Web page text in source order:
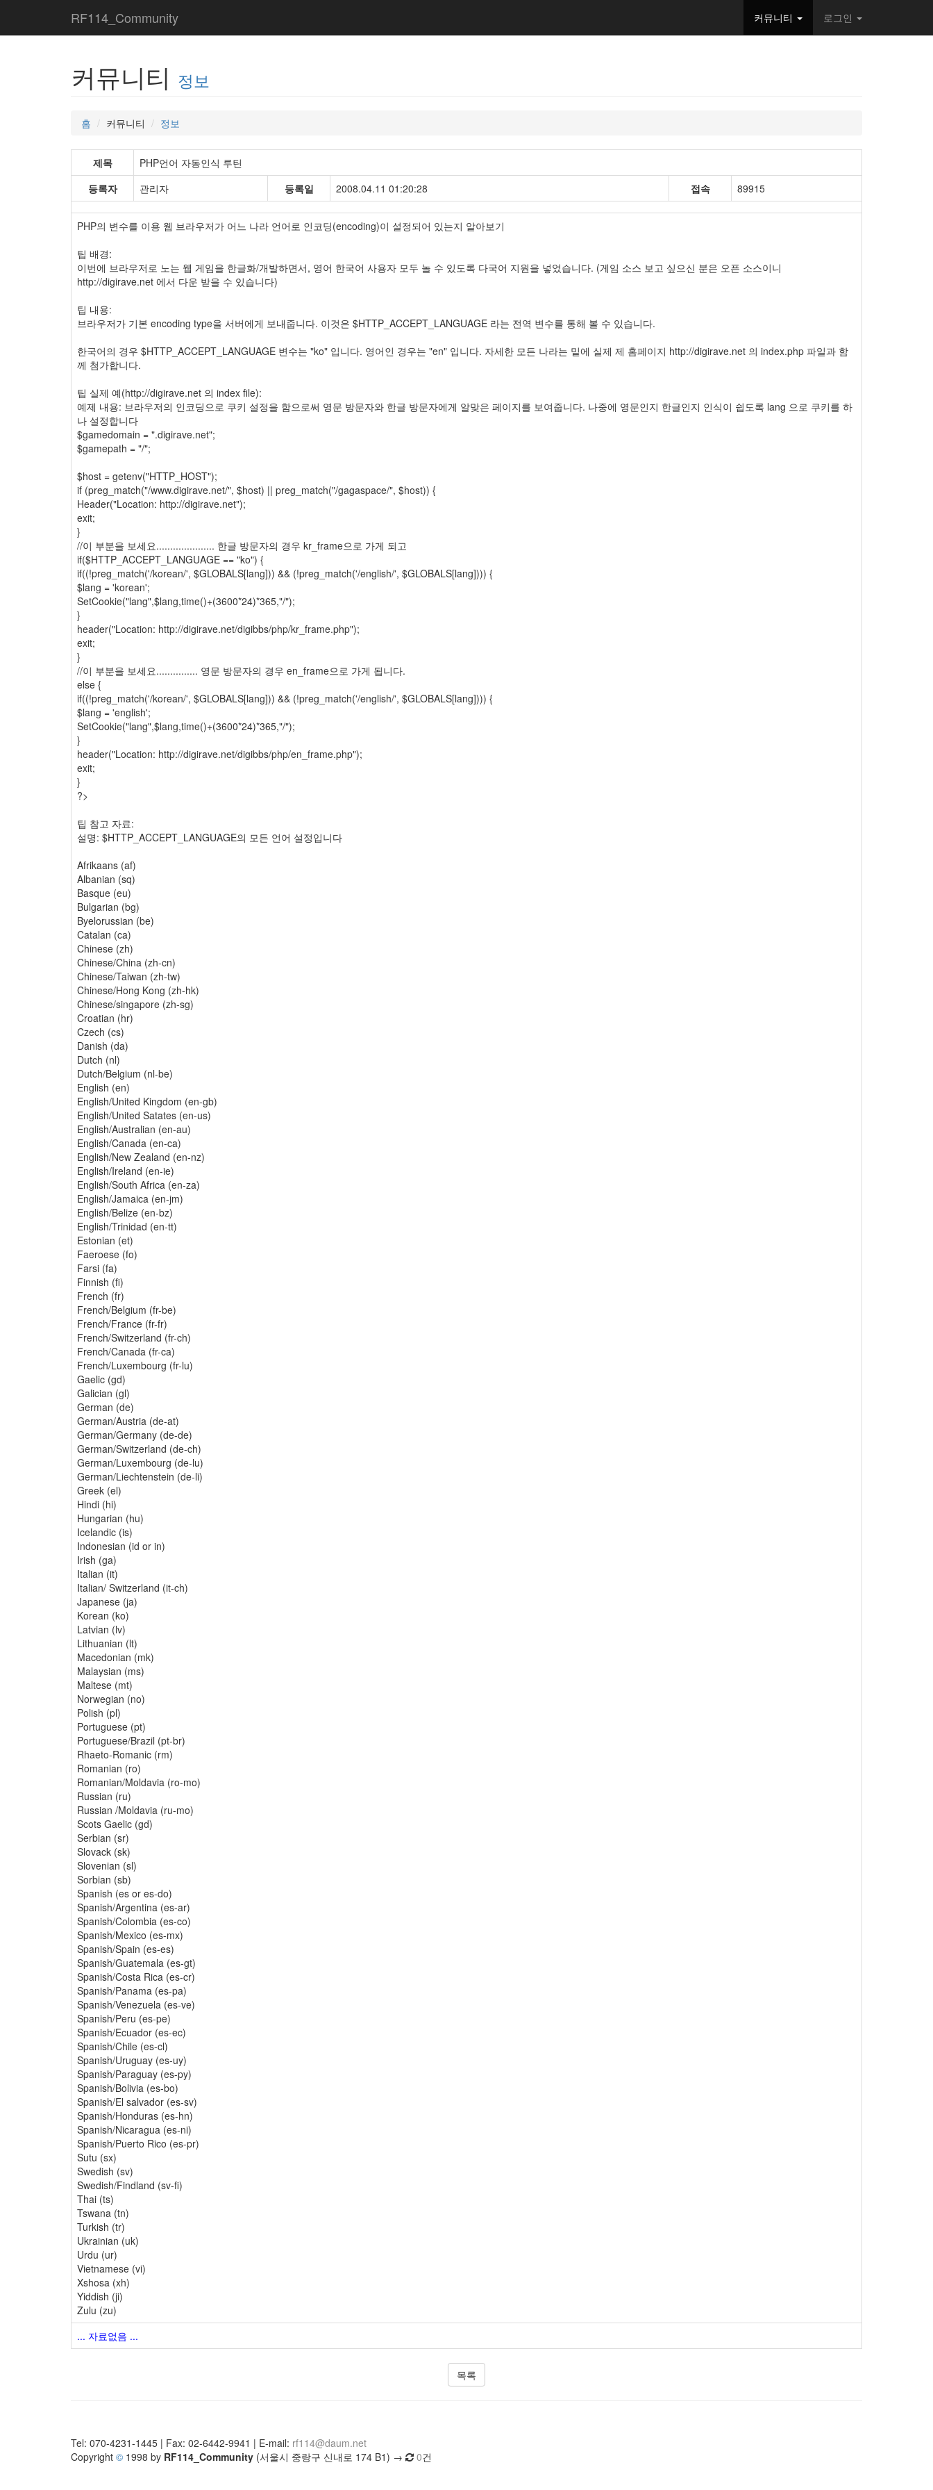
RF114_Community 커뮤니티 로그인
커뮤니티 정보
홈 커뮤니티 정보
제목
PHP언어 자동인식 루틴
등록자
관리자 등록일 2008.04.11 01:20:28 접속 89915
PHP의 변수를 이용 웹 브라우저가 어느 나라 언어로 인코딩(encoding)이 설정되어 있는지 알아보기
팁 배경:
이번에 브라우저로 노는 웹 게임을 한글화/개발하면서, 영어 한국어 사용자 모두 놀 수 있도록 다국어 지원을 넣었습니다. (게임 소스 보고 싶으신 분은 오픈 소스이니
http://digirave.net 에서 다운 받을 수 있습니다)
팁 내용:
브라우저가 기본 encoding type을 서버에게 보내줍니다. 이것은 $HTTP_ACCEPT_LANGUAGE 라는 전역 변수를 통해 볼 수 있습니다.
한국어의 경우 $HTTP_ACCEPT_LANGUAGE 변수는 "ko" 입니다. 영어인 경우는 "en" 입니다. 자세한 모든 나라는 밑에 실제 제 홈페이지 http://digirave.net 의 index.php 파일과 함
께 첨가합니다.
팁 실제 예(http://digirave.net 의 index file):
예제 내용: 브라우저의 인코딩으로 쿠키 설정을 함으로써 영문 방문자와 한글 방문자에게 알맞은 페이지를 보여줍니다. 나중에 영문인지 한글인지 인식이 쉽도록 lang 으로 쿠키를 하
나 설정합니다
$gamedomain = ".digirave.net";
$gamepath = "/";
$host = getenv("HTTP_HOST");
if (preg_match("/www.digirave.net/", $host) || preg_match("/gagaspace/", $host)) {
Header("Location: http://digirave.net");
exit;
}
//이 부분을 보세요..................... 한글 방문자의 경우 kr_frame으로 가게 되고
if($HTTP_ACCEPT_LANGUAGE == "ko") {
if((!preg_match('/korean/', $GLOBALS[lang])) && (!preg_match('/english/', $GLOBALS[lang]))) {
$lang = 'korean';
SetCookie("lang",$lang,time()+(3600*24)*365,"/");
}
header("Location: http://digirave.net/digibbs/php/kr_frame.php");
exit;
}
//이 부분을 보세요............... 영문 방문자의 경우 en_frame으로 가게 됩니다.
else {
if((!preg_match('/korean/', $GLOBALS[lang])) && (!preg_match('/english/', $GLOBALS[lang]))) {
$lang = 'english';
SetCookie("lang",$lang,time()+(3600*24)*365,"/");
}
header("Location: http://digirave.net/digibbs/php/en_frame.php");
exit;
}
?>
팁 참고 자료:
설명: $HTTP_ACCEPT_LANGUAGE의 모든 언어 설정입니다
Afrikaans (af)
Albanian (sq)
Basque (eu)
Bulgarian (bg)
Byelorussian (be)
Catalan (ca)
Chinese (zh)
Chinese/China (zh-cn)
Chinese/Taiwan (zh-tw)
Chinese/Hong Kong (zh-hk)
Chinese/singapore (zh-sg)
Croatian (hr)
Czech (cs)
Danish (da)
Dutch (nl)
Dutch/Belgium (nl-be)
English (en)
English/United Kingdom (en-gb)
English/United Satates (en-us)
English/Australian (en-au)
English/Canada (en-ca)
English/New Zealand (en-nz)
English/Ireland (en-ie)
English/South Africa (en-za)
English/Jamaica (en-jm)
English/Belize (en-bz)
English/Trinidad (en-tt)
Estonian (et)
Faeroese (fo)
Farsi (fa)
Finnish (fi)
French (fr)
French/Belgium (fr-be)
French/France (fr-fr)
French/Switzerland (fr-ch)
French/Canada (fr-ca)
French/Luxembourg (fr-lu)
Gaelic (gd)
Galician (gl)
German (de)
German/Austria (de-at)
German/Germany (de-de)
German/Switzerland (de-ch)
German/Luxembourg (de-lu)
German/Liechtenstein (de-li)
Greek (el)
Hindi (hi)
Hungarian (hu)
Icelandic (is)
Indonesian (id or in)
Irish (ga)
Italian (it)
Italian/ Switzerland (it-ch)
Japanese (ja)
Korean (ko)
Latvian (lv)
Lithuanian (lt)
Macedonian (mk)
Malaysian (ms)
Maltese (mt)
Norwegian (no)
Polish (pl)
Portuguese (pt)
Portuguese/Brazil (pt-br)
Rhaeto-Romanic (rm)
Romanian (ro)
Romanian/Moldavia (ro-mo)
Russian (ru)
Russian /Moldavia (ru-mo)
Scots Gaelic (gd)
Serbian (sr)
Slovack (sk)
Slovenian (sl)
Sorbian (sb)
Spanish (es or es-do)
Spanish/Argentina (es-ar)
Spanish/Colombia (es-co)
Spanish/Mexico (es-mx)
Spanish/Spain (es-es)
Spanish/Guatemala (es-gt)
Spanish/Costa Rica (es-cr)
Spanish/Panama (es-pa)
Spanish/Venezuela (es-ve)
Spanish/Peru (es-pe)
Spanish/Ecuador (es-ec)
Spanish/Chile (es-cl)
Spanish/Uruguay (es-uy)
Spanish/Paraguay (es-py)
Spanish/Bolivia (es-bo)
Spanish/El salvador (es-sv)
Spanish/Honduras (es-hn)
Spanish/Nicaragua (es-ni)
Spanish/Puerto Rico (es-pr)
Sutu (sx)
Swedish (sv)
Swedish/Findland (sv-fi)
Thai (ts)
Tswana (tn)
Turkish (tr)
Ukrainian (uk)
Urdu (ur)
Vietnamese (vi)
Xshosa (xh)
Yiddish (ji)
Zulu (zu)
... 자료없음 ...
목록
Tel: 070-4231-1445 | Fax: 02-6442-9941 | E-mail: rf114@daum.net
Copyright © 1998 by RF114_Community (서울시 중랑구 신내로 174 B1) → 0건